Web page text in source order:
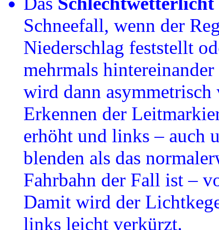
Schneefall, wenn der
Niederschlag feststellt
mehrmals
wird dann asymmetrisch
Erkennen der
erhöht und links – auch
blenden als das
Fahrbahn der Fall ist –
Damit wird der
links leicht verkürzt.